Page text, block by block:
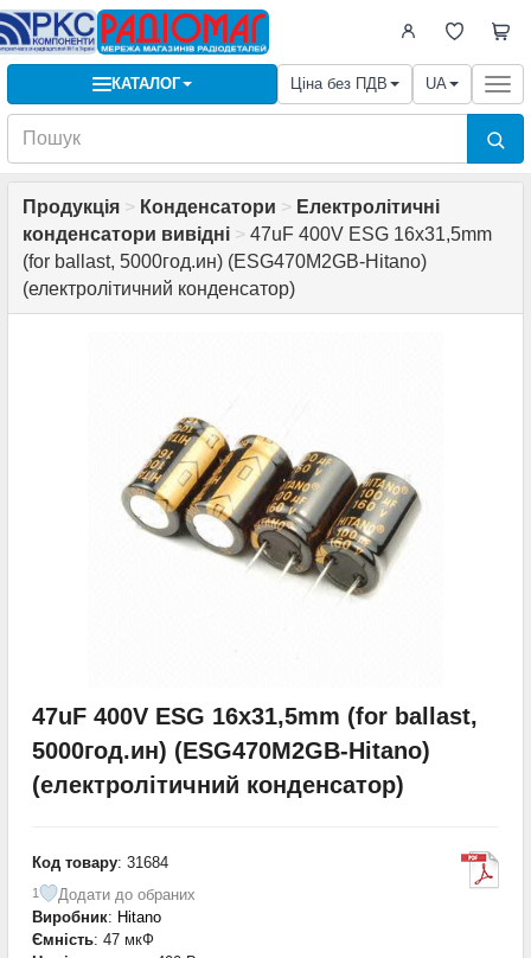
КАТАЛОГ Ціна без ПДВ UA
Продукція > Конденсатори > Електролітичні
конденсатори вивідні > 47uF 400V ESG 16x31,5mm
(for ballast, 5000год.ин) (ESG470M2GB-Hitano)
(електролітичний конденсатор)
47uF 400V ESG 16x31,5mm (for ballast,
5000год.ин) (ESG470M2GB-Hitano)
(електролітичний конденсатор)
Код товару: 31684
1
Додати до обраних
Виробник: Hitano
Ємність: 47 мкФ